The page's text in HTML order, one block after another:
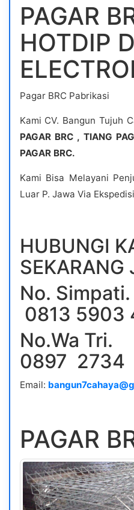
PAGAR
HOTDIP
Pagar BRC Pabrikasi
Kami CV. Bangun Tujuh
PAGAR BRC , TIANG
PAGAR BRC.
Kami Bisa Melayani
Luar P. Jawa Via
HUBUNGI
SEKARANG
No.
0813 5903
0897 2734
Email:
PAGAR